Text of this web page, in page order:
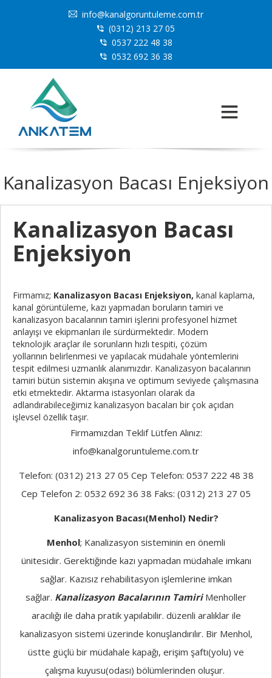
info@kanalgoruntuleme.com.tr
(0312) 213 27 05
0537 222 48 38
0532 692 36 38
Kanalizasyon Bacası Enjeksiyon
Kanalizasyon Bacası
Enjeksiyon
Firmamız; Kanalizasyon Bacası Enjeksiyon, kanal kaplama,
kanal görüntüleme, kazı yapmadan boruların tamiri ve
kanalizasyon bacalarının tamiri işlerini profesyonel hizmet
anlayışı ve ekipmanları ile sürdürmektedir. Modern
teknolojik araçlar ile sorunların hızlı tespiti, çözüm
yollarının belirlenmesi ve yapılacak müdahale yöntemlerini
tespit edilmesi uzmanlık alanımızdır. Kanalizasyon bacalarının
tamiri bütün sistemin akışına ve optimum seviyede çalışmasına
etki etmektedir. Aktarma istasyonları olarak da
adlandırabileceğimiz kanalizasyon bacaları bir çok açıdan
işlevsel özellik taşır.
Firmamızdan Teklif Lütfen Alınız:
info@kanalgoruntuleme.com.tr
Telefon: (0312) 213 27 05 Cep Telefon: 0537 222 48 38
Cep Telefon 2: 0532 692 36 38 Faks: (0312) 213 27 05
Kanalizasyon Bacası(Menhol) Nedir?
Menhol; Kanalizasyon sisteminin en önemli
ünitesidir. Gerektiğinde kazı yapmadan müdahale imkanı
sağlar. Kazısız rehabilitasyon işlemlerine imkan
sağlar. Kanalizasyon Bacalarının TamiriMenholler
aracılığı ile daha pratik yapılabilir. düzenli aralıklar ile
kanalizasyon sistemi üzerinde konuşlandırılır. Bir Menhol,
üstte güçlü bir müdahale kapağı, erişim şaftı(yolu) ve
çalışma kuyusu(odası) bölümlerinden oluşur.